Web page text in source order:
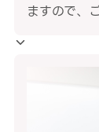
ますので、